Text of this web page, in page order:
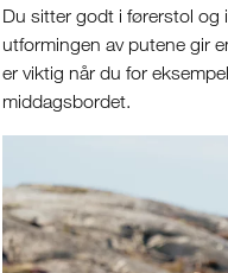
Du sitter godt i førerstol og
utformingen av putene gir
er viktig når du for
middagsbordet.